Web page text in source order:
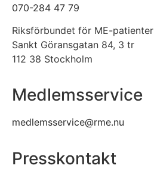
070-284 47 79
Riksförbundet för ME-patienter
Sankt Göransgatan 84, 3 tr
112 38 Stockholm
Medlemsservice
medlemsservice@rme.nu
Presskontakt